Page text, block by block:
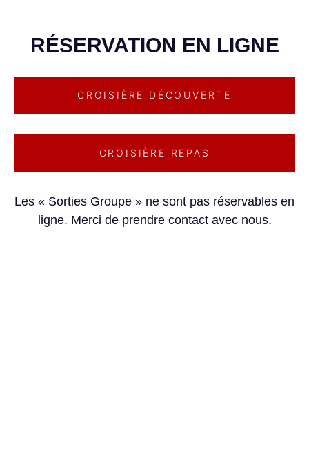
RÉSERVATION EN LIGNE
CROISIÈRE DÉCOUVERTE
CROISIÈRE REPAS
Les « Sorties Groupe » ne sont pas réservables en
ligne. Merci de prendre contact avec nous.